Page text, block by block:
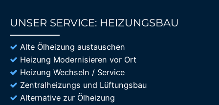
UNSER SERVICE: HEIZUNGSBAU
Alte Ölheizung austauschen
Heizung Modernisieren vor Ort
Heizung Wechseln / Service
Zentralheizungs und Lüftungsbau
Alternative zur Ölheizung